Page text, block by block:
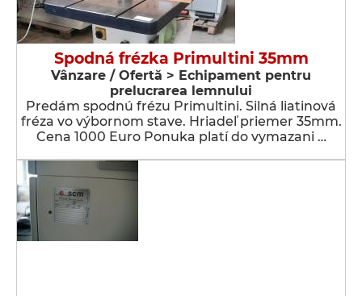
Spodná frézka Primultini 35mm
Vânzare / Ofertă > Echipament pentru
prelucrarea lemnului
Predám spodnú frézu Primultini. Silná liatinová
fréza vo výbornom stave. Hriadeľ priemer 35mm.
Cena 1000 Euro Ponuka platí do vymazani …